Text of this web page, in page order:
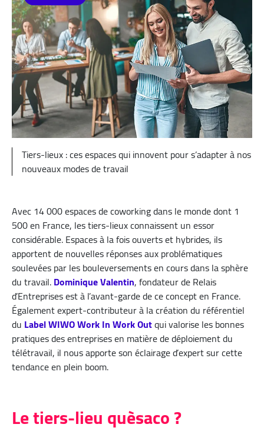
Tiers-lieux : ces espaces qui innovent pour s’adapter à nos
nouveaux modes de travail
Avec 14 000 espaces de coworking dans le monde dont 1
500 en France, les tiers-lieux connaissent un essor
considérable. Espaces à la fois ouverts et hybrides, ils
apportent de nouvelles réponses aux problématiques
soulevées par les bouleversements en cours dans la sphère
du travail.Dominique Valentin, fondateur de Relais
d’Entreprises est à l’avant-garde de ce concept en France.
Également expert-contributeur à la création du référentiel
du Label WIWO Work In Work Outqui valorise les bonnes
pratiques des entreprises en matière de déploiement du
télétravail, il nous apporte son éclairage d’expert sur cette
tendance en plein boom.
Le tiers-lieu quèsaco ?